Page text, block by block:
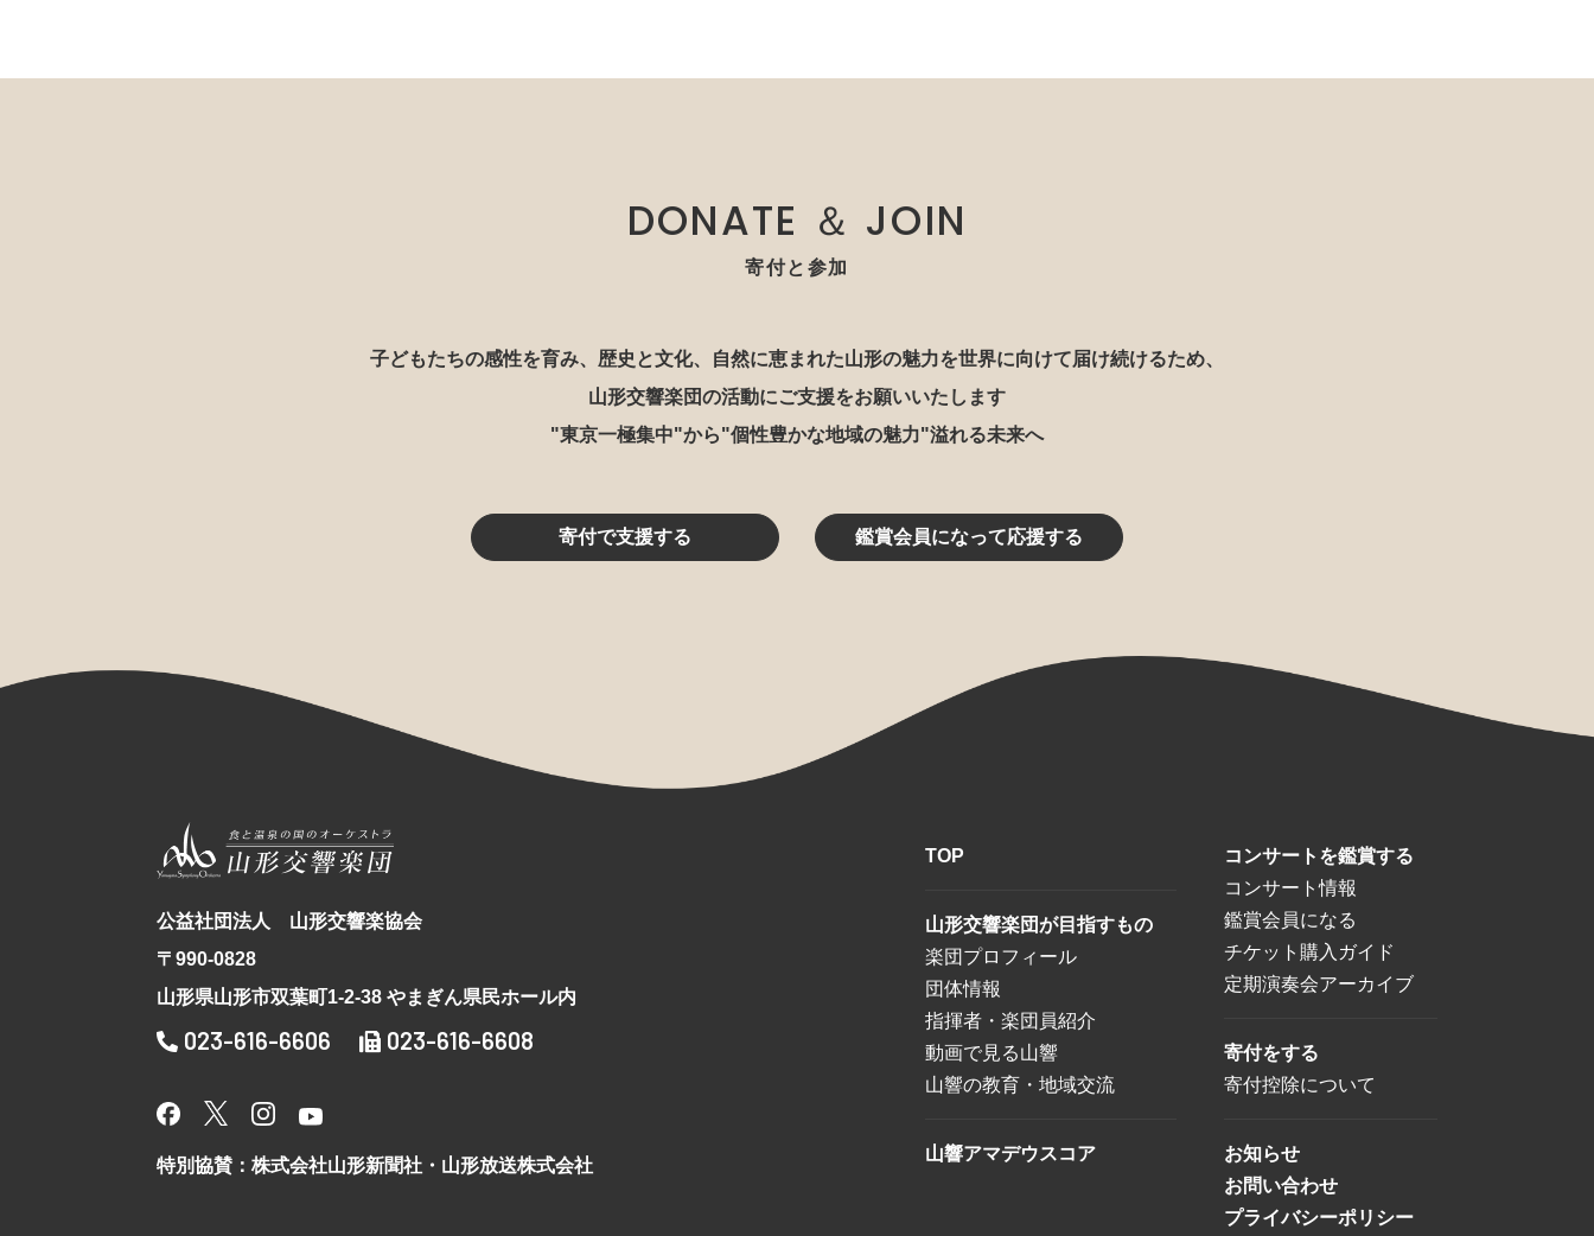
DONATE ＆ JOIN
寄付と参加
子どもたちの感性を育み、歴史と文化、自然に恵まれた山形の魅力を世界に向けて届け続けるため、
山形交響楽団の活動にご支援をお願いいたします
"東京一極集中"から"個性豊かな地域の魅力"溢れる未来へ
寄付で支援する 鑑賞会員になって応援する
公益社団法人 山形交響楽協会
〒990-0828
山形県山形市双葉町1-2-38 やまぎん県民ホール内
023-616-6606 023-616-6608
特別協賛：株式会社山形新聞社・山形放送株式会社
TOP
山形交響楽団が目指すもの
楽団プロフィール
団体情報
指揮者・楽団員紹介
動画で見る山響
山響の教育・地域交流
山響アマデウスコア
コンサートを鑑賞する
コンサート情報
鑑賞会員になる
チケット購入ガイド
定期演奏会アーカイブ
寄付をする
寄付控除について
お知らせ
お問い合わせ
プライバシーポリシー